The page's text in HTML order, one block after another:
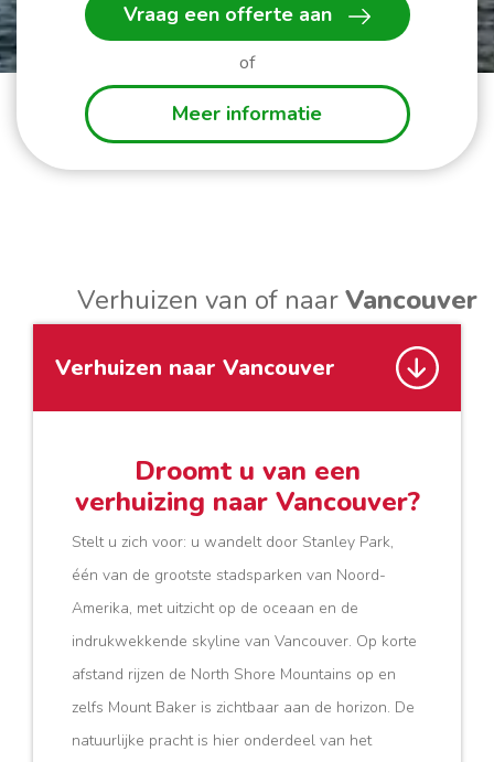
Vraag een offerte aan
of
Meer informatie
Verhuizen van of naarVancouver
Verhuizen naar Vancouver
Droomt u van een
verhuizing naar Vancouver?
Stelt u zich voor: u wandelt door Stanley Park,
één van de grootste stadsparken van Noord-
Amerika, met uitzicht op de oceaan en de
indrukwekkende skyline van Vancouver. Op korte
afstand rijzen de North Shore Mountains op en
zelfs Mount Baker is zichtbaar aan de horizon. De
natuurlijke pracht is hier onderdeel van het